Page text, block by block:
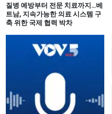
질병 예방부터 전문 치료까지…베
트남, 지속가능한 의료 시스템 구
축 위한 국제 협력 박차